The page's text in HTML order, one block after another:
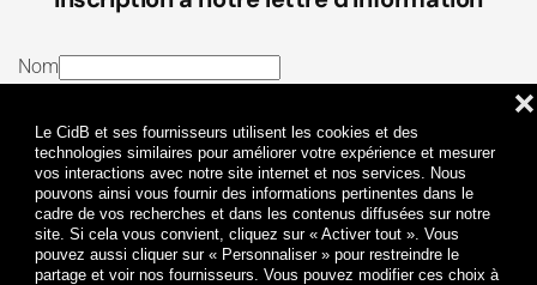
Le CidB et ses fournisseurs utilisent les cookies et des
technologies similaires pour améliorer votre expérience et mesurer
vos interactions avec notre site internet et nos services. Nous
pouvons ainsi vous fournir des informations pertinentes dans le
cadre de vos recherches et dans les contenus diffusées sur notre
site. Si cela vous convient, cliquez sur « Activer tout ». Vous
pouvez aussi cliquer sur « Personnaliser » pour restreindre le
partage et voir nos fournisseurs. Vous pouvez modifier ces choix à
❌
Nom
J’ai lu et j’accepte lesTermes et conditionset la
Politique de confidentialité
Je m'abonne